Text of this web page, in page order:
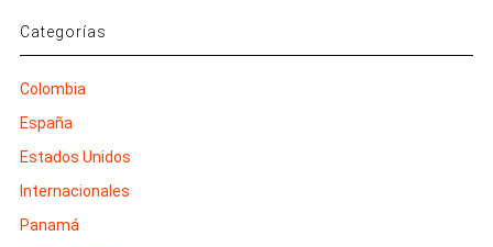
Categorías
Colombia
España
Estados Unidos
Internacionales
Panamá